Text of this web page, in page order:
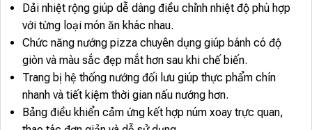
Dải nhiệt rộng giúp dễ dàng điều chỉnh nhiệt độ phù hợp
với từng loại món ăn khác nhau.
Chức năng nướng pizza chuyên dụng giúp bánh có độ
giòn và màu sắc đẹp mắt hơn sau khi chế biến.
Trang bị hệ thống nướng đối lưu giúp thực phẩm chín
nhanh và tiết kiệm thời gian nấu nướng hơn.
Bảng điều khiển cảm ứng kết hợp núm xoay trực quan,